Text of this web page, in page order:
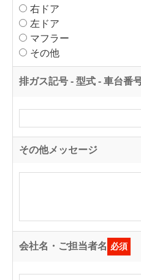
右ドア
左ドア
マフラー
その他
排ガス記号 - 型式 - 車台番
その他メッセージ
会社名・ご担当者名 必須